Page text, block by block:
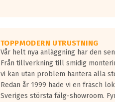
TOPPMODERN UTRUSTNING
Vår helt nya anläggning har den
Från tillverkning till smidig
vi kan utan problem hantera alla
Redan år 1999 hade vi en fräsch
Sveriges största fälg-showroom.